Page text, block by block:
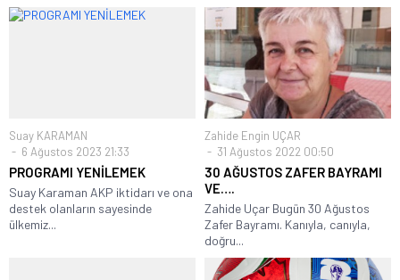
Suay KARAMAN
6 Ağustos 2023 21:33
PROGRAMI YENİLEMEK
Suay Karaman AKP iktidarı ve ona
destek olanların sayesinde
ülkemiz...
Zahide Engin UÇAR
31 Ağustos 2022 00:50
30 AĞUSTOS ZAFER BAYRAMI
VE….
Zahide Uçar Bugün 30 Ağustos
Zafer Bayramı. Kanıyla, canıyla,
doğru...